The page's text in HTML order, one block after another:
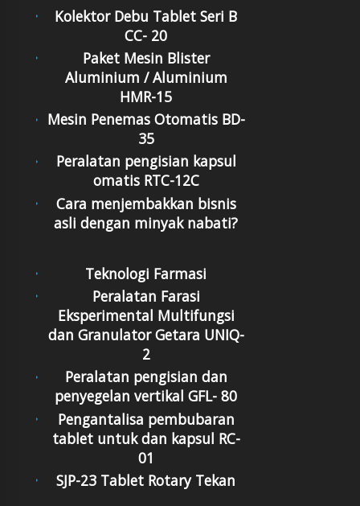
Kolektor Debu Tablet Seri B
CC- 20
Paket Mesin Blister
Aluminium / Aluminium
HMR-15
Mesin Penemas Otomatis BD-
35
Peralatan pengisian kapsul
omatis RTC-12C
Cara menjembakkan bisnis
asli dengan minyak nabati?
Teknologi Farmasi
Peralatan Farasi
Eksperimental Multifungsi
dan Granulator Getara UNIQ-
2
Peralatan pengisian dan
penyegelan vertikal GFL- 80
Pengantalisa pembubaran
tablet untuk dan kapsul RC-
01
SJP-23 Tablet Rotary Tekan